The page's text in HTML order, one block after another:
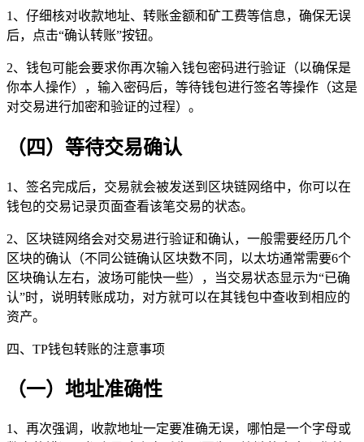
1、仔细核对收款地址、转账金额和矿工费等信息，确保无误
后，点击“确认转账”按钮。
2、钱包可能会要求你再次输入钱包密码进行验证（以确保是
你本人操作），输入密码后，等待钱包进行签名等操作（这是
对交易进行加密和验证的过程）。
（四）等待交易确认
1、签名完成后，交易就会被发送到区块链网络中，你可以在
钱包的交易记录页面查看该笔交易的状态。
2、区块链网络会对交易进行验证和确认，一般需要经历几个
区块的确认（不同公链确认区块数不同，以太坊通常需要6个
区块确认左右，波场可能快一些），当交易状态显示为“已确
认”时，说明转账成功，对方就可以在其钱包中查收到相应的
资产。
四、TP钱包转账的注意事项
（一）地址准确性
1、再次强调，收款地址一定要准确无误，哪怕是一个字母或